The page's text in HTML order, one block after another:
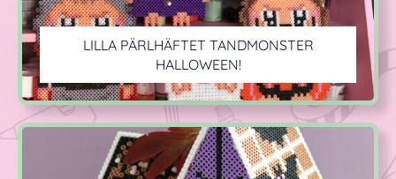
LILLA PÄRLHÄFTET TANDMONSTER
HALLOWEEN!